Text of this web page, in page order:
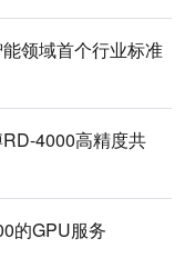
领域首个行业标准
4000高精度共
的GPU服务